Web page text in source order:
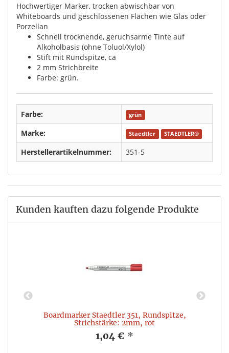
Hochwertiger Marker, trocken abwischbar von
Whiteboards und geschlossenen Flächen wie Glas oder
Porzellan
Schnell trocknende, geruchsarme Tinte auf
Alkoholbasis (ohne Toluol/Xylol)
Stift mit Rundspitze, ca
2 mm Strichbreite
Farbe: grün.
Farbe: grün
Marke: Staedtler STAEDTLER®
Herstellerartikelnummer: 351-5
Kunden kauften dazu folgende Produkte
Boardmarker Staedtler 351, Rundspitze,
Strichstärke: 2mm, rot
1,04 € *